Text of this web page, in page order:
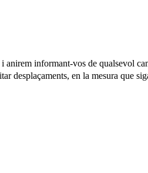
informant-vos de qualsevol
desplaçaments, en la mesura que